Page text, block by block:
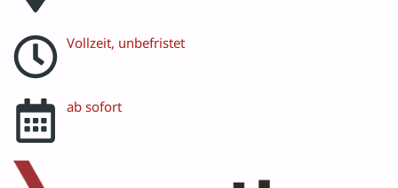
Vollzeit, unbefristet
ab sofort